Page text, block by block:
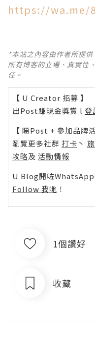
https://wa.me/
*本站之內容由作者所提
所有博客的立場、真實性
任。
【 U Creator 招募 】
出Post賺現金獎賞 l 登
【 睇Post + 參加品牌活
瀏覽更多社群 打卡 丶
攻略及 活動情報
U Blog開咗WhatsApp
Follow 我哋 ！
1個讚好
收藏